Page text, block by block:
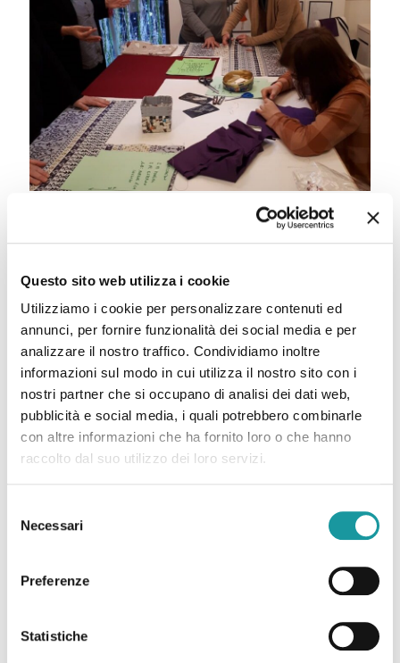
Questo sito web utilizza i cookie
Utilizziamo i cookie per personalizzare contenuti ed
annunci, per fornire funzionalità dei social media e per
analizzare il nostro traffico. Condividiamo inoltre
informazioni sul modo in cui utilizza il nostro sito con i
nostri partner che si occupano di analisi dei dati web,
pubblicità e social media, i quali potrebbero combinarle
con altre informazioni che ha fornito loro o che hanno
raccolto dal suo utilizzo dei loro servizi.
delNecessari
Preferenze
Statistiche
A.A.A. Macchine da cucire
cercasi
Usate in buone condizioni, desiderose di
intraprendere una nuova vita e di concorrere a
tessere una tela di speranza e responsabilità.
Prosegue il corso di cucito[…]
Leggi tutto